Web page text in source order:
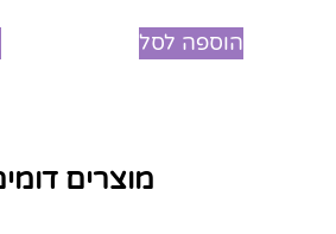
הוספה לסל
מוצרים